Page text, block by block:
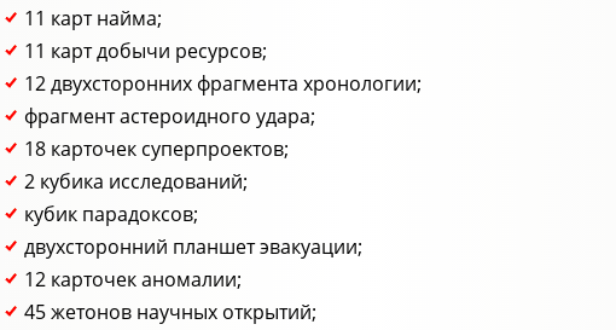
11 карт найма;
11 карт добычи ресурсов;
12 двухсторонних фрагмента хронологии;
фрагмент астероидного удара;
18 карточек суперпроектов;
2 кубика исследований;
кубик парадоксов;
двухсторонний планшет эвакуации;
12 карточек аномалии;
45 жетонов научных открытий;